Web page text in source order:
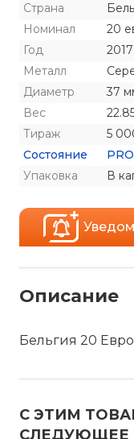
Страна
Номинал
20
Год
2017
Металл
Диаметр
37
Вес
Тираж
5
Состояние
Упаковка
В
Описание
Бельгия 20 Евро
С ЭТИМ
СЛЕДУЮЩЕЕ